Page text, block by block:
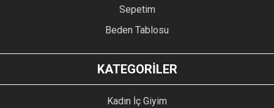
Sepetim
Beden Tablosu
KATEGORİLER
Kadın İç Giyim